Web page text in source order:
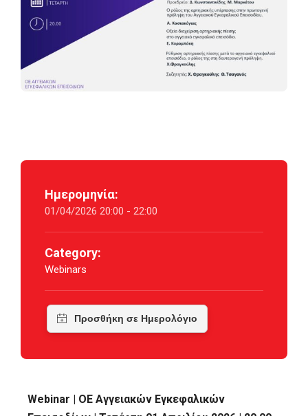
Ημερομηνία:
01/04/2026 20:00 - 22:00
Category:
Webinars
Webinar | OE Αγγειακών Εγκεφαλικών